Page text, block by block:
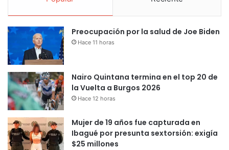
Preocupación por la salud de Joe Biden
Hace 11 horas
Nairo Quintana termina en el top 20 de
la Vuelta a Burgos 2026
Hace 12 horas
Mujer de 19 años fue capturada en
Ibagué por presunta sextorsión: exigía
$25 millones